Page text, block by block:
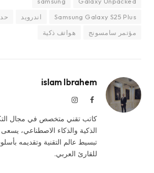
Samsung Galaxy S25 Plus
اندرويد
مؤتمر سامسونج
هواتف ذكية
islam Ibrahem
فيسبوكالانستغرام
كاتب تقني متخصص في مجال
الذكية والذكاء الاصطناعي،
تبسيط عالم التقنية وتقديمه
للقارئ العربي.